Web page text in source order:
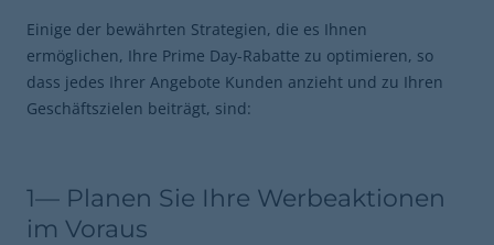
Einige der bewährten Strategien, die es Ihnen
ermöglichen, Ihre Prime Day-Rabatte zu optimieren, so
dass jedes Ihrer Angebote Kunden anzieht und zu Ihren
Geschäftszielen beiträgt, sind:
1— Planen Sie Ihre Werbeaktionen
im Voraus